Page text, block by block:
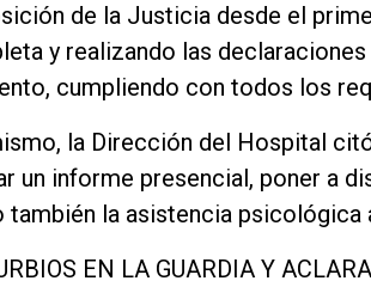
de la Justicia desde el
y realizando las
cumpliendo con todos los
la Dirección del Hospital
un informe presencial, poner a
también la asistencia psicológica
EN LA GUARDIA Y